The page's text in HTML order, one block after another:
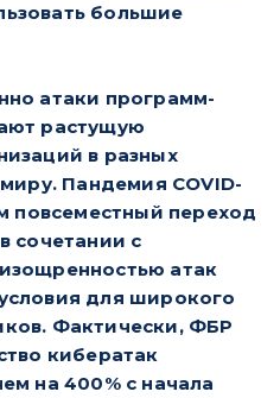
большие
атаки программ-
растущую
в разных
Пандемия COVID-
повсеместный переход
сочетании с
атак
для широкого
Фактически, ФБР
кибератак
на 400% с начала